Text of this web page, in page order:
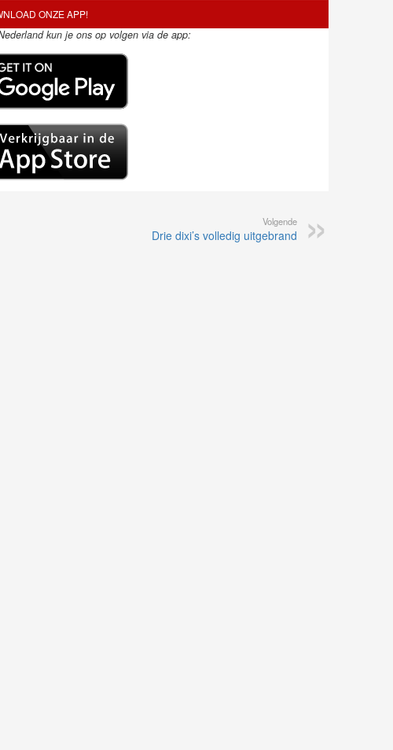
ONZE APP!
kun je ons op volgen via de app:
Volgende
Drie dixi’s volledig uitgebrand